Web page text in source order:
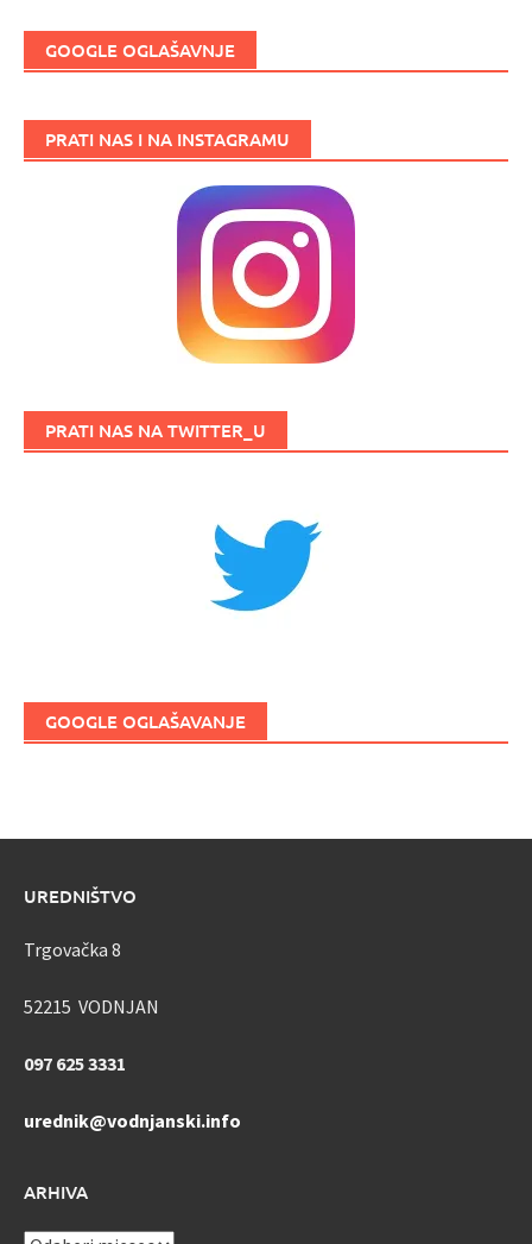
GOOGLE OGLAŠAVNJE
PRATI NAS I NA INSTAGRAMU
PRATI NAS NA TWITTER_U
GOOGLE OGLAŠAVANJE
UREDNIŠTVO
Trgovačka 8
52215 VODNJAN
097 625 3331
urednik@vodnjanski.info
ARHIVA